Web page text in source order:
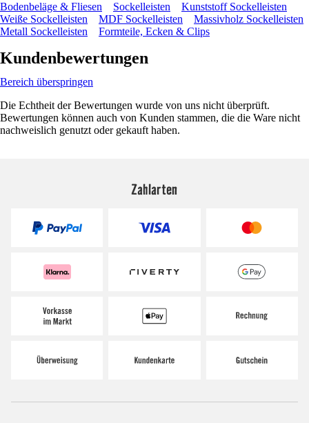
Bodenbeläge & Fliesen
Sockelleisten
Kunststoff Sockelleisten
Weiße Sockelleisten
MDF Sockelleisten
Massivholz Sockelleisten
Metall Sockelleisten
Formteile, Ecken & Clips
Kundenbewertungen
Bereich überspringen
Die Echtheit der Bewertungen wurde von uns nicht überprüft.
Bewertungen können auch von Kunden stammen, die die Ware nicht
nachweislich genutzt oder gekauft haben.
Zahlarten